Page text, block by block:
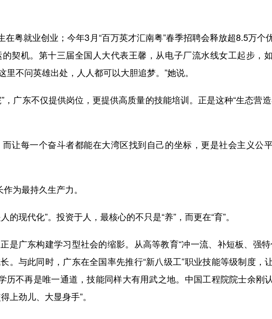
就业创业；今年3月“百万英才汇南粤”春季招聘会释放超8.5万个
契机。第十三届全国人大代表王馨，从电子厂流水线女工起步，
里不问英雄出处，人人都可以大胆追梦。”她说。
广东不仅提供岗位，更提供高质量的技能培训。正是这种“生态营造
每一个奋斗者都能在大湾区找到自己的坐标，更是社会主义公
为最持久生产力。
现代化”。投资于人，最核心的不只是“养”，而更在“育”。
广东构建学习型社会的缩影。从高等教育“冲一流、补短板、强特
。与此同时，广东在全国率先推行“新八级工”职业技能等级制度，
历不再是唯一通道，技能同样大有用武之地。中国工程院院士余刚
上劲儿、大显身手”。